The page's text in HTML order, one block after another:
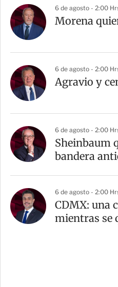
6 de agosto - 2:00
Morena
6 de agosto - 2:00
Agravio y
6 de agosto - 2:00
Sheinbaum
bandera
6 de agosto - 2:00
CDMX: una
mientras se